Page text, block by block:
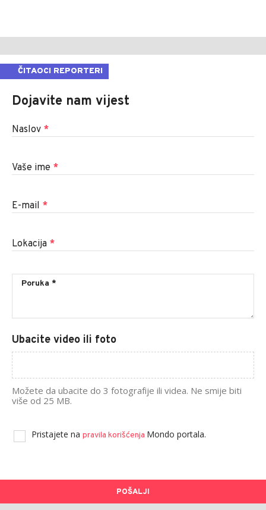
ČITAOCI REPORTERI
Dojavite nam vijest
Naslov *
Vaše ime *
E-mail *
Lokacija *
Ubacite video ili foto
Možete da ubacite do 3 fotografije ili videa. Ne smije biti
više od 25 MB.
Pristajete na pravila korišćenja Mondo portala.
POŠALJI